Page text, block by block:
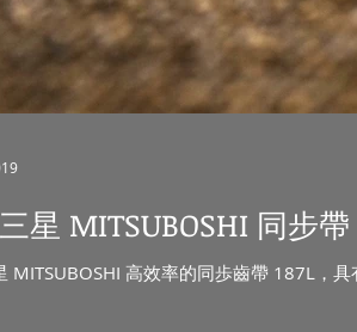
星 MITSUBOSHI 同步帶
MITSUBOSHI 高效率的同歩齒帶 187L，